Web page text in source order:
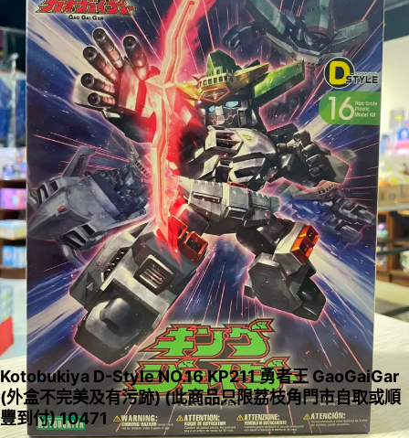
Kotobukiya D-Style NO.16 KP211 勇者王 GaoGaiGar
(外盒不完美及有污跡) (此商品只限荔枝角門市自取或順
豐到付) 10471